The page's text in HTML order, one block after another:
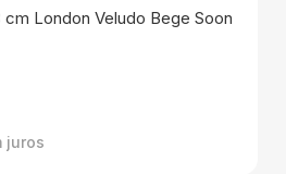
cm London Veludo Bege Soon